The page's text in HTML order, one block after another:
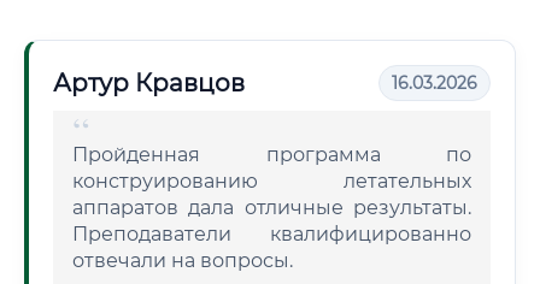
Артур Кравцов 16.03.2026
Пройденная программа по
конструированию летательных
аппаратов дала отличные результаты.
Преподаватели квалифицированно
отвечали на вопросы.